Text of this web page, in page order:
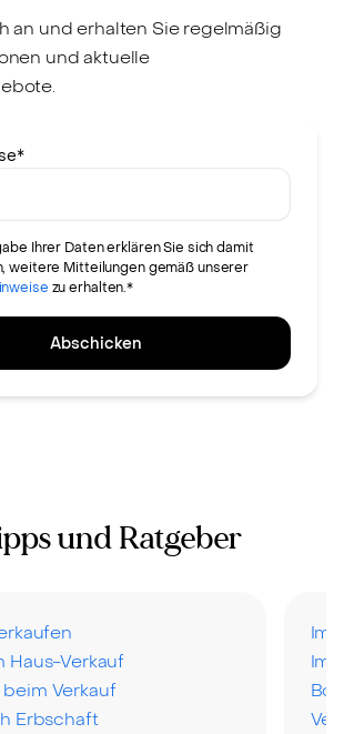
an und erhalten Sie regelmäßig
und aktuelle
*
Ihrer Daten erklären Sie sich damit
weitere Mitteilungen gemäß unserer
zu erhalten.*
Abschicken
und Ratgeber
Haus-Verkauf
Verkauf
Erbschaft